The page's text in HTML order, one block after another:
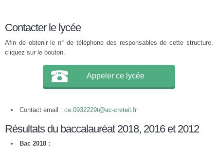
Contacter le lycée
Afin de obtenir le n° de téléphone des responsables de cette structure,
cliquez sur le bouton.
Appeler ce lycée
Contact email : ce.0932229t@ac-creteil.fr
Résultats du baccalauréat 2018, 2016 et 2012
Bac 2018 :